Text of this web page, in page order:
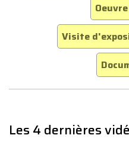
Visite
Les 4 dernières